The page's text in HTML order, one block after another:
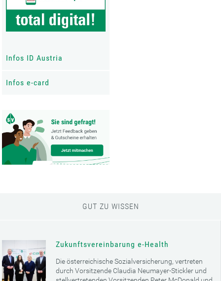
Infos ID Austria
Infos e-card
GUT ZU WISSEN
Zukunftsvereinbarung e-Health
Die österreichische Sozialversicherung, vertreten
durch Vorsitzende Claudia Neumayer-Stickler und